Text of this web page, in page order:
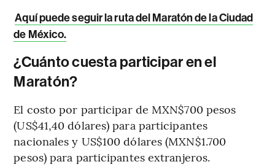
Aquí puede seguir la ruta del Maratón de la Ciudad
de México.
¿Cuánto cuesta participar en el
Maratón?
El costo por participar de MXN$700 pesos
(US$41,40 dólares) para participantes
nacionales y US$100 dólares (MXN$1.700
pesos) para participantes extranjeros.